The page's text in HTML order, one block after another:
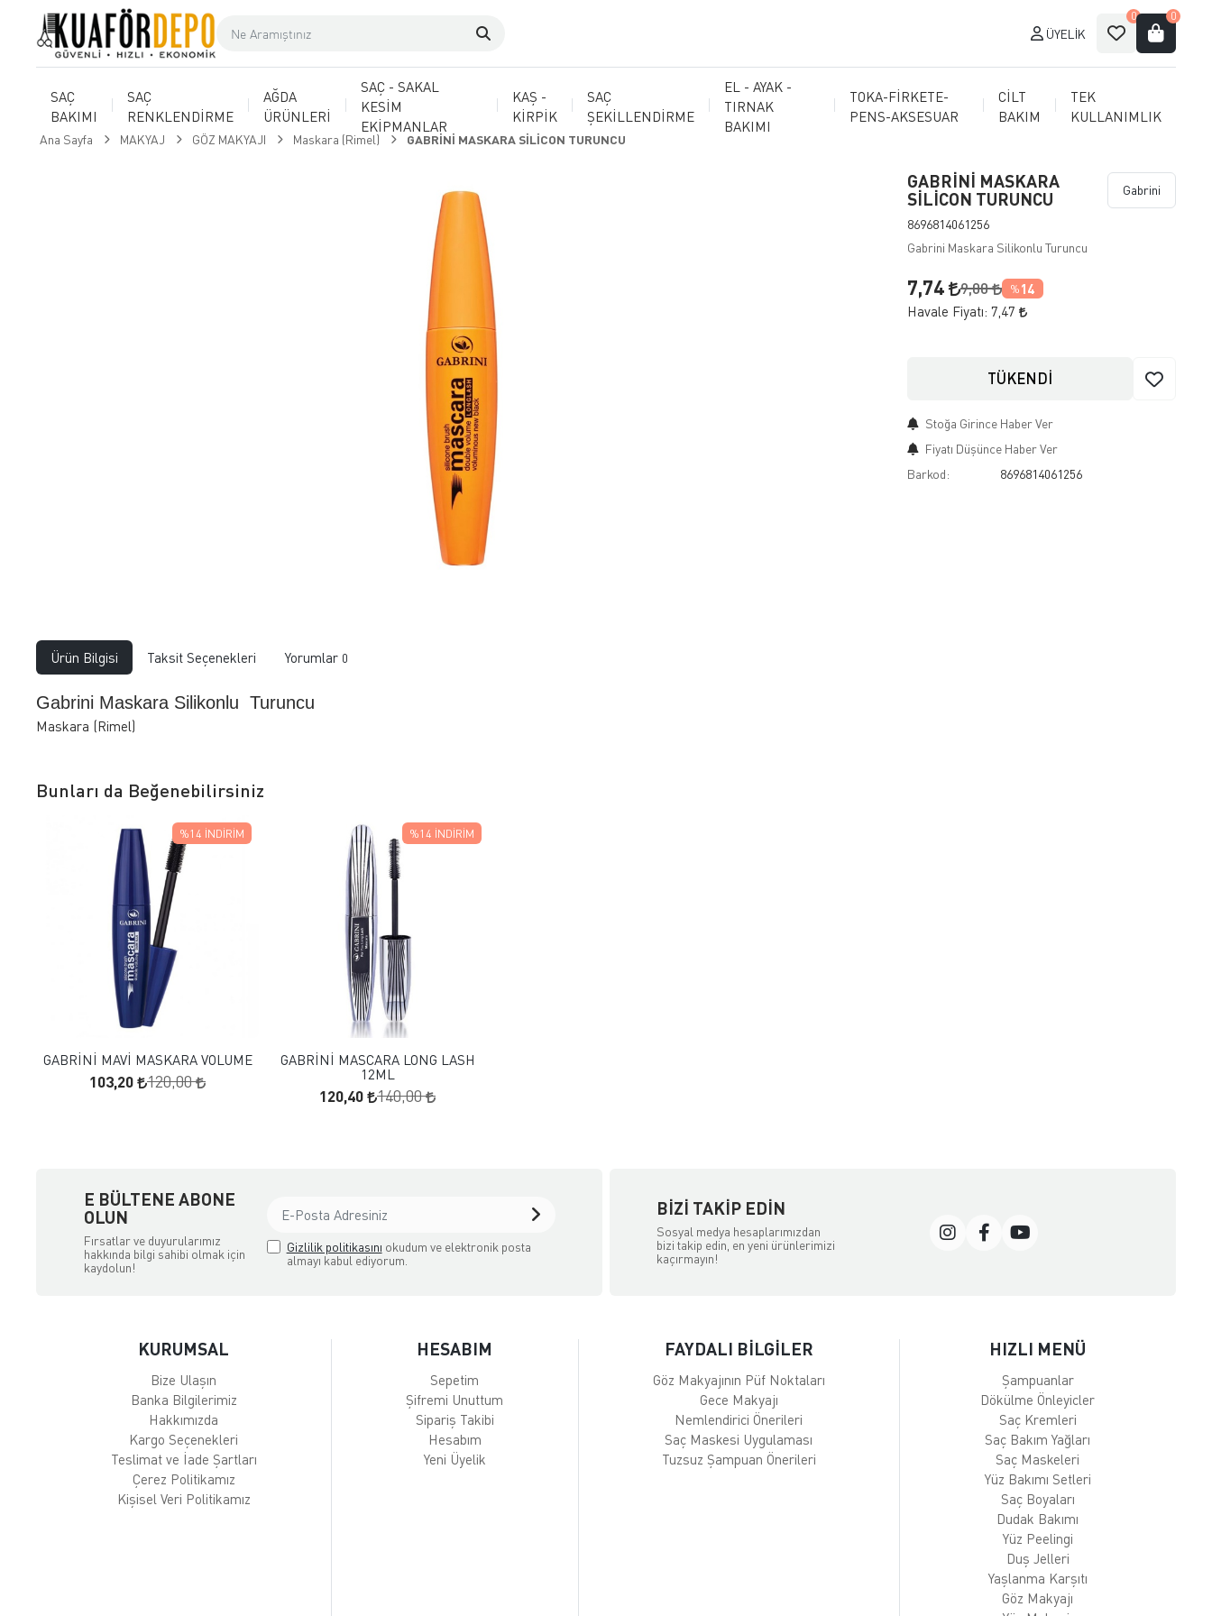
ÜYELIK
0 0
SAÇ
BAKIMI
SAÇ
RENKLENDİRME
AĞDA
ÜRÜNLERİ
SAÇ - SAKAL
KESİM
EKİPMANLAR
KAŞ -
KİRPİK
SAÇ
ŞEKİLLENDİRME
EL - AYAK -
TIRNAK
BAKIMI
TOKA-FİRKETE-
PENS-AKSESUAR
CİLT
BAKIM
TEK
KULLANIMLIK
Ana Sayfa MAKYAJ GÖZ MAKYAJI Maskara (Rimel) GABRİNİ MASKARA SİLİCON TURUNCU
GABRİNİ MASKARA
SİLİCON TURUNCU
8696814061256
Gabrini
Gabrini Maskara Silikonlu Turuncu
7,74 9,00 % 14
Havale Fiyatı: 7,47
TÜKENDİ
Stoğa Girince Haber Ver
Fiyatı Düşünce Haber Ver
Barkod:
8696814061256
Ürün Bilgisi Taksit Seçenekleri Yorumlar 0
Gabrini Maskara Silikonlu Turuncu
Maskara (Rimel)
Bunları da Beğenebilirsiniz
FAVORILERE EKLE
SEPETE EKLE
GABRİNİ MAVİ MASKARA VOLUME
103,20 120,00
%14 İNDIRIM
FAVORILERE EKLE
SEPETE EKLE
GABRİNİ MASCARA LONG LASH
12ML
120,40 140,00
%14 İNDIRIM
E BÜLTENE ABONE
OLUN
Fırsatlar ve duyurularımız
hakkında bilgi sahibi olmak için
kaydolun!
Gizlilik politikasını okudum ve elektronik posta
almayı kabul ediyorum.
BIZI TAKIP EDIN
Sosyal medya hesaplarımızdan
bizi takip edin, en yeni ürünlerimizi
kaçırmayın!
KURUMSAL
Bize Ulaşın
Banka Bilgilerimiz
Hakkımızda
Kargo Seçenekleri
Teslimat ve İade Şartları
Çerez Politikamız
Kişisel Veri Politikamız
HESABIM
Sepetim
Şifremi Unuttum
Sipariş Takibi
Hesabım
Yeni Üyelik
FAYDALI BİLGİLER
Göz Makyajının Püf Noktaları
Gece Makyajı
Nemlendirici Önerileri
Saç Maskesi Uygulaması
Tuzsuz Şampuan Önerileri
HIZLI MENÜ
Şampuanlar
Dökülme Önleyicler
Saç Kremleri
Saç Bakım Yağları
Saç Maskeleri
Yüz Bakımı Setleri
Saç Boyaları
Dudak Bakımı
Yüz Peelingi
Duş Jelleri
Yaşlanma Karşıtı
Göz Makyajı